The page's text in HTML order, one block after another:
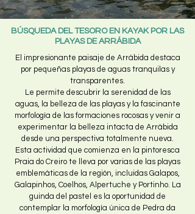
BÚSQUEDA DEL TESORO EN KAYAK POR LAS
PLAYAS DE ARRÁBIDA
El impresionante paisaje de Arrábida destaca
por pequeñas playas de aguas tranquilas y
transparentes.
Le permite descubrir la serenidad de las
aguas, la belleza de las playas y la fascinante
morfología de las formaciones rocosas y venir a
experimentar la belleza intacta de Arrábida
desde una perspectiva totalmente nueva.
Esta actividad que comienza en la pintoresca
Praia do Creiro te lleva por varias de las playas
emblemáticas de la región, incluidas Galapos,
Galapinhos, Coelhos, Alpertuche y Portinho. La
guinda del pastel es la oportunidad de
contemplar la morfología única de Pedra da